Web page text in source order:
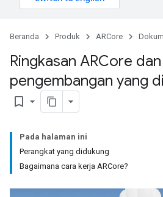
Beranda Produk ARCore
Ringkasan ARCore
pengembangan yang
bookmark_border
Pada halaman ini
Perangkat yang didukung
Bagaimana cara kerja ARCore?